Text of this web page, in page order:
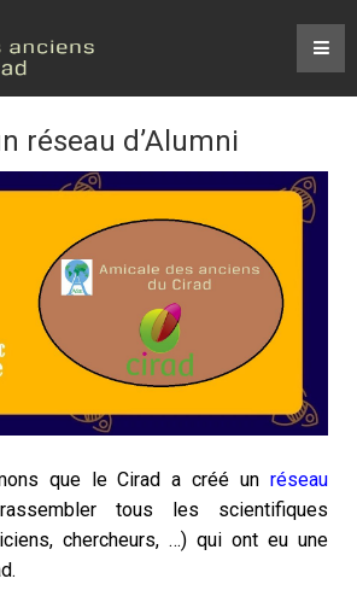
réseau d’Alumni
que le Cirad a créé un réseau
tous les scientifiques
chercheurs, …) qui ont eu une